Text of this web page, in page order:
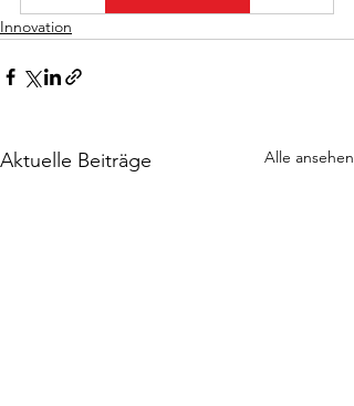
Innovation
Aktuelle Beiträge Alle ansehen